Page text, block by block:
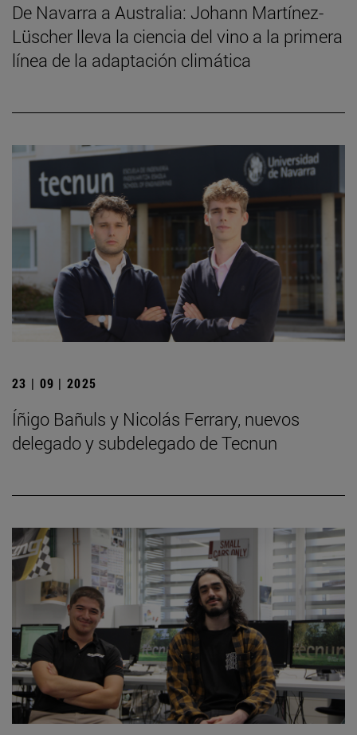
De Navarra a Australia: Johann Martínez-
Lüscher lleva la ciencia del vino a la primera
línea de la adaptación climática
23 | 09 | 2025
Íñigo Bañuls y Nicolás Ferrary, nuevos
delegado y subdelegado de Tecnun